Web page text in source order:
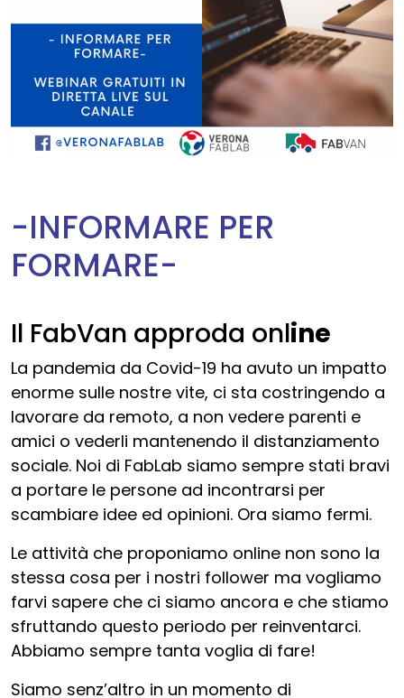
-INFORMARE PER
FORMARE-
Il FabVan approda online
La pandemia da Covid-19 ha avuto un impatto
enorme sulle nostre vite, ci sta costringendo a
lavorare da remoto, a non vedere parenti e
amici o vederli mantenendo il distanziamento
sociale. Noi di FabLab siamo sempre stati bravi
a portare le persone ad incontrarsi per
scambiare idee ed opinioni. Ora siamo fermi.
Le attività che proponiamo online non sono la
stessa cosa per i nostri follower ma vogliamo
farvi sapere che ci siamo ancora e che stiamo
sfruttando questo periodo per reinventarci.
Abbiamo sempre tanta voglia di fare!
Siamo senz’altro in un momento di